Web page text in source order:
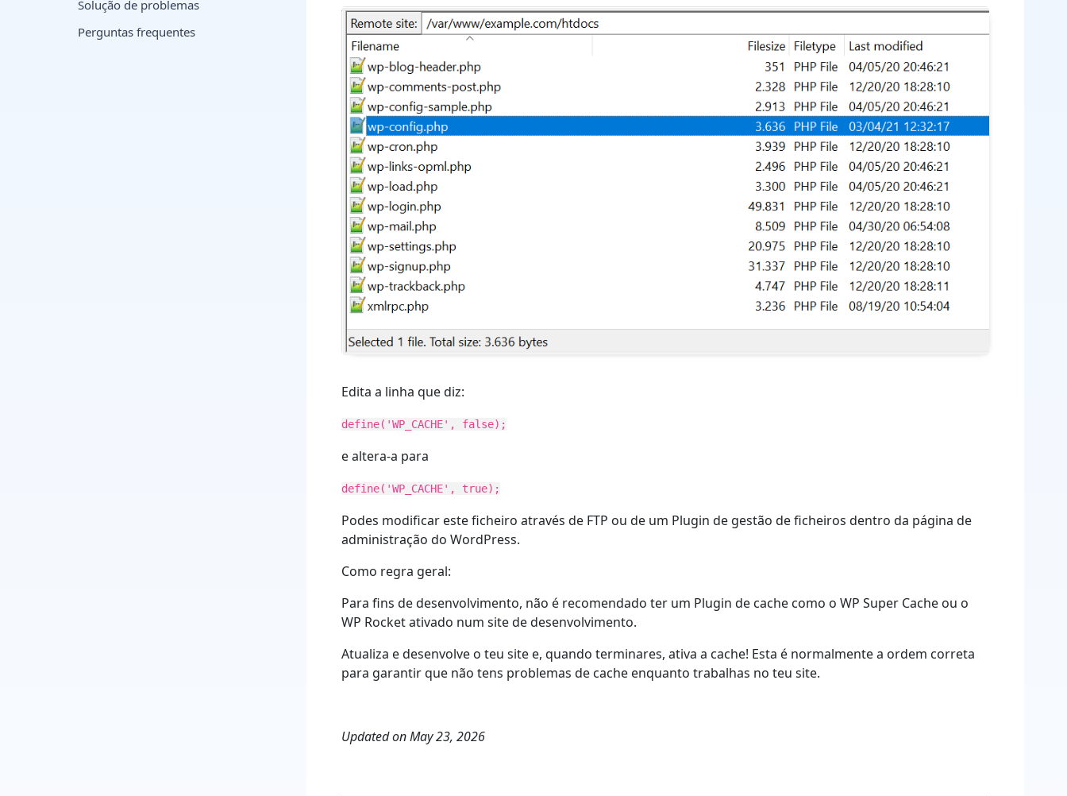
Edita a linha que diz:
define('WP_CACHE', false);
e altera-a para
define('WP_CACHE', true);
Podes modificar este ficheiro através de FTP ou de um Plugin de gestão de ficheiros dentro da página de
administração do WordPress.
Como regra geral:
Para fins de desenvolvimento, não é recomendado ter um Plugin de cache como o WP Super Cache ou o
WP Rocket ativado num site de desenvolvimento.
Atualiza e desenvolve o teu site e, quando terminares, ativa a cache! Esta é normalmente a ordem correta
para garantir que não tens problemas de cache enquanto trabalhas no teu site.
Updated onMay 23, 2026
Solução de problemas
Perguntas frequentes